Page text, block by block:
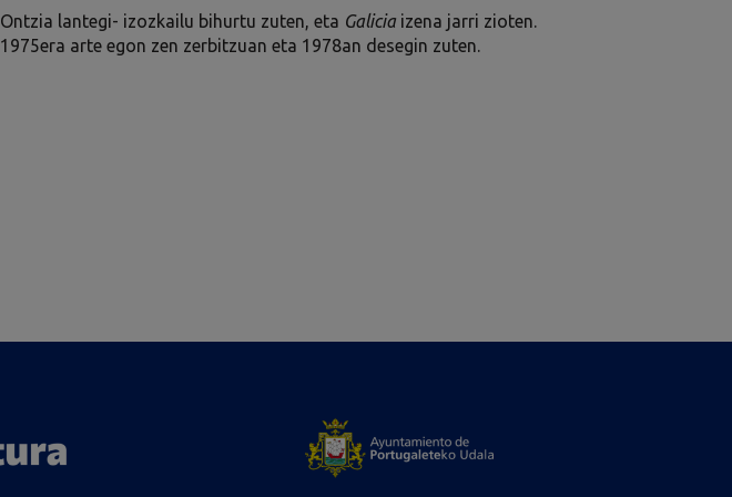
Ontzia lantegi- izozkailu bihurtu zuten, eta Galicia izena jarri zioten.
1975era arte egon zen zerbitzuan eta 1978an desegin zuten.